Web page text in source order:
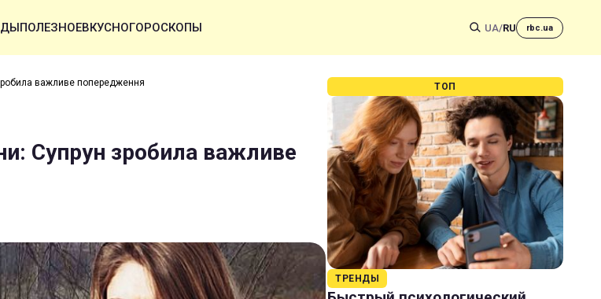
ПОЛЕЗНОЕВКУСНОГОРОСКОПЫ UA/RU rbc.ua
зробила важливе попередження
Супрун зробила важливе
ТОП
ТРЕНДЫ